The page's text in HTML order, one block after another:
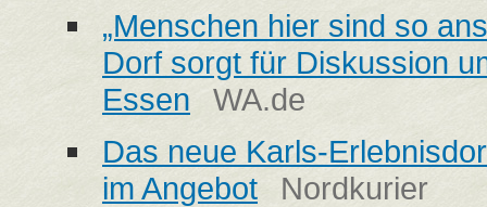
„Menschen hier sind so
Dorf sorgt für Diskussion
Essen
WA.de
Das neue Karls-
im Angebot
Nordkurier